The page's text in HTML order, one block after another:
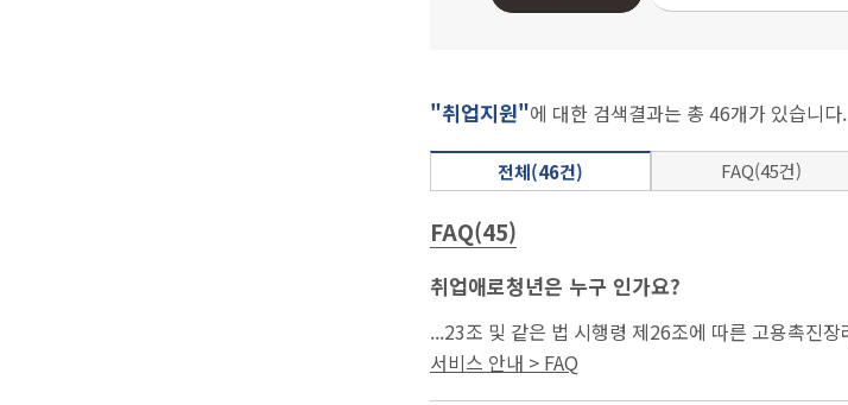
"취업지원"에 대한 검색결과는 총 46개가 있습니다.
전체(46건) FAQ(45건)
FAQ(45)
취업애로청년은 누구 인가요?
서비스 안내 > FAQ